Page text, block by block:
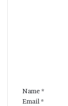
Name*
Email *